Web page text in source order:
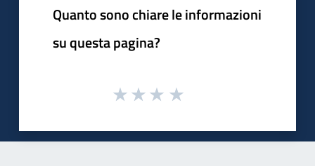
Quanto sono chiare le informazioni
su questa pagina?